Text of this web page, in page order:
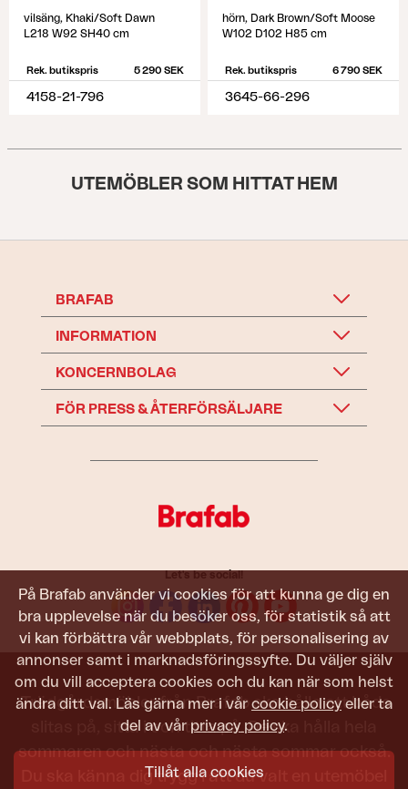
På Brafab använder vi cookies för att kunna ge dig en
bra upplevelse när du besöker oss, för statistik så att
vi kan förbättra vår webbplats, för personalisering av
annonser samt i marknadsföringssyfte. Du väljer själv
om du vill acceptera cookies och du kan när som helst
ändra ditt val. Läs gärna mer i vår cookie policy eller ta
del av vår privacy policy.
Tillåt alla cookies
vilsäng, Khaki/Soft Dawn
L218 W92 SH40 cm
Rek. butikspris 5 290 SEK
4158-21-796
hörn, Dark Brown/Soft Moose
W102 D102 H85 cm
Rek. butikspris 6 790 SEK
3645-66-296
UTEMÖBLER SOM HITTAT HEM
BRAFAB
INFORMATION
KONCERNBOLAG
FÖR PRESS & ÅTERFÖRSÄLJARE
Let's be social!
Trädgårdsmöbler från Brafab ska hålla att både
slitas på, sitta i och titta på. De ska hålla hela
sommaren och nästa och nästa sommar också.
Du ska känna dig trygg i att du valt en utemöbel